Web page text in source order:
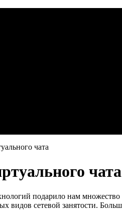
чата
чата
подарило нам
видов сетевой занятости.